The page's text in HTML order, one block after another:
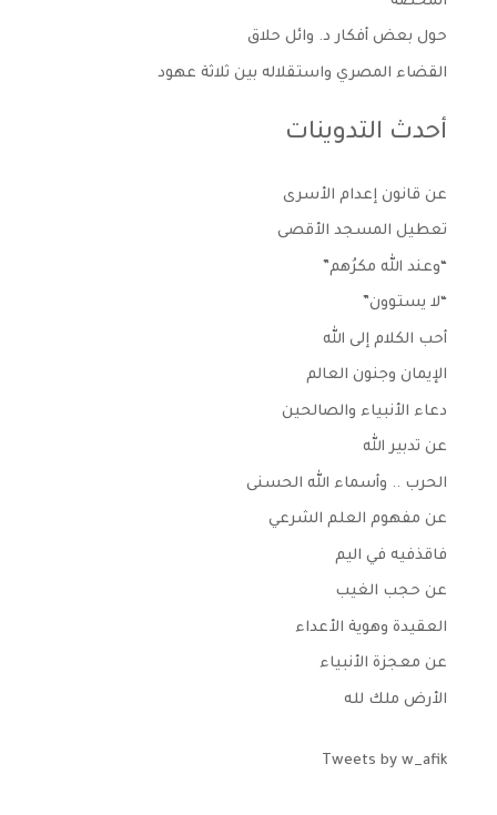
حول بعض أفكار د. وائل حلاق
القضاء المصري واستقلاله بين ثلاثة عهود
أحدث التدوينات
عن قانون إعدام الأسرى
تعطيل المسجد الأقصى
“وعند الله مكرُهم”
“لا يستوون”
أحب الكلام إلى الله
الإيمان وجنون العالم
دعاء الأنبياء والصالحين
عن تدبير الله
الحرب .. وأسماء الله الحسنى
عن مفهوم العلم الشرعي
فاقذفيه في اليم
عن حجب الغيب
العقيدة وهوية الأعداء
عن معجزة الأنبياء
الأرض ملك لله
Tweets by w_afik